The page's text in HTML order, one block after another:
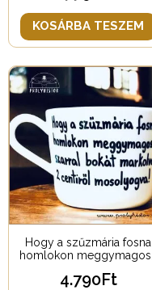
KOSÁRBA TESZEM
Hogy a szűzmária fosna
homlokon meggymagos…
4.790Ft